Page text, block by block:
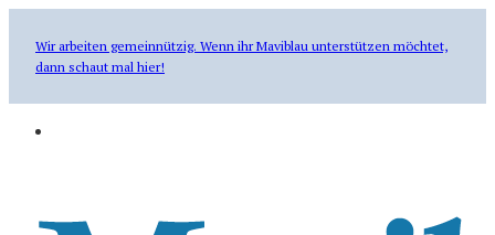
Wir arbeiten gemeinnützig. Wenn ihr Maviblau unterstützen möchtet,
dann schaut mal hier!